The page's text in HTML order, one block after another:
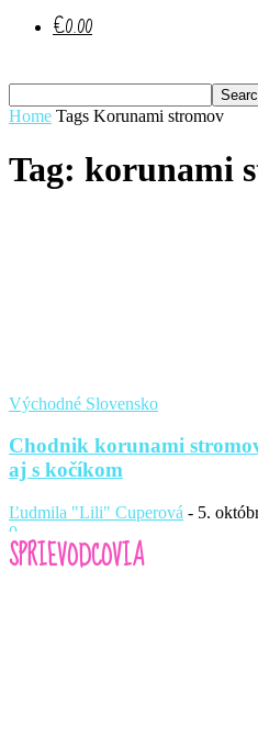
€0.00
Home Tags Korunami stromov
Tag: korunami
Východné Slovensko
Chodnik korunami
aj s kočíkom
Ľudmila "Lili" Cuperová - 5.
0
SPRIEVODCOVIA